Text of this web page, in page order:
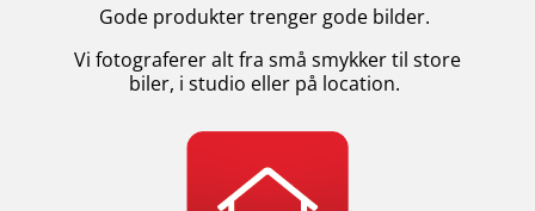
Gode produkter trenger gode bilder.
Vi fotograferer alt fra små smykker til store
biler, i studio eller på location.